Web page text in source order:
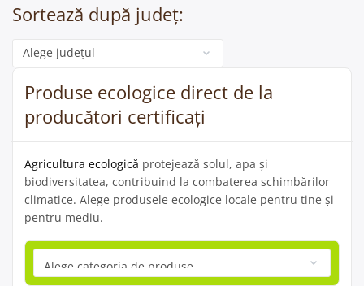
Sortează după județ:
Categorie
Produse ecologice direct de la
producători certificați
Agricultura ecologică protejează solul, apa și
biodiversitatea, contribuind la combaterea schimbărilor
climatice. Alege produsele ecologice locale pentru tine și
pentru mediu.